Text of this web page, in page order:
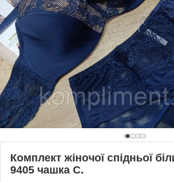
Комплект жіночої спідньої
9405 чашка С.